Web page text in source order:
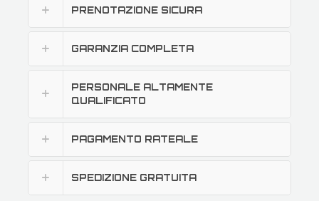
PRENOTAZIONE SICURA
GARANZIA COMPLETA
PERSONALE ALTAMENTE
QUALIFICATO
PAGAMENTO RATEALE
SPEDIZIONE GRATUITA